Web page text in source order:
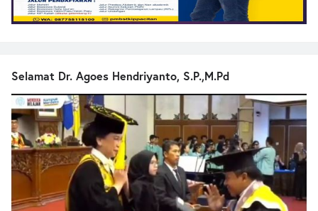
Selamat Dr. Agoes Hendriyanto, S.P.,M.Pd